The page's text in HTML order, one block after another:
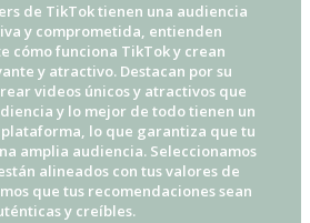
de TikTok tienen una audiencia
y comprometida, entienden
cómo funciona TikTok y crean
y atractivo. Destacan por su
videos únicos y atractivos que
y lo mejor de todo tienen un
lo que garantiza que tu
amplia audiencia. Seleccionamos
alineados con tus valores de
que tus recomendaciones sean
y creíbles.